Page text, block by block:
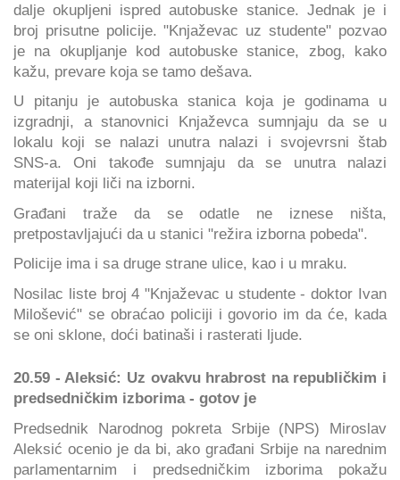
dalje okupljeni ispred autobuske stanice. Jednak je i
broj prisutne policije. "Knjaževac uz studente" pozvao
je na okupljanje kod autobuske stanice, zbog, kako
kažu, prevare koja se tamo dešava.
U pitanju je autobuska stanica koja je godinama u
izgradnji, a stanovnici Knjaževca sumnjaju da se u
lokalu koji se nalazi unutra nalazi i svojevrsni štab
SNS-a. Oni takođe sumnjaju da se unutra nalazi
materijal koji liči na izborni.
Građani traže da se odatle ne iznese ništa,
pretpostavljajući da u stanici "režira izborna pobeda".
Policije ima i sa druge strane ulice, kao i u mraku.
Nosilac liste broj 4 "Knjaževac u studente - doktor Ivan
Milošević" se obraćao policiji i govorio im da će, kada
se oni sklone, doći batinaši i rasterati ljude.
20.59 - Aleksić: Uz ovakvu hrabrost na republičkim i
predsedničkim izborima - gotov je
Predsednik Narodnog pokreta Srbije (NPS) Miroslav
Aleksić ocenio je da bi, ako građani Srbije na narednim
parlamentarnim i predsedničkim izborima pokažu